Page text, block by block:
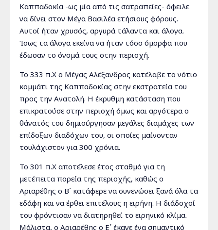
Καππαδοκία -ως μία από τις σατραπείες- όφειλε
να δίνει στον Μέγα Βασιλέα ετήσιους φόρους.
Αυτοί ήταν χρυσός, αργυρά τάλαντα και άλογα.
Ίσως τα άλογα εκείνα να ήταν τόσο όμορφα που
έδωσαν το όνομά τους στην περιοχή.
Το 333 π.Χ ο Μέγας Αλέξανδρος κατέλαβε το νότιο
κομμάτι της Καππαδοκίας στην εκστρατεία του
προς την Ανατολή. Η έκρυθμη κατάσταση που
επικρατούσε στην περιοχή όμως και αργότερα ο
θάνατός του δημιούργησαν μεγάλες διαμάχες των
επίδοξων διαδόχων του, οι οποίες μαίνονταν
τουλάχιστον για 300 χρόνια.
Το 301 π.Χ αποτέλεσε έτος σταθμό για τη
μετέπειτα πορεία της περιοχής, καθώς ο
Αριαρέθης ο Β΄ κατάφερε να συνενώσει ξανά όλα τα
εδάφη και να έρθει επιτέλους η ειρήνη. Η διάδοχοί
του φρόντισαν να διατηρηθεί το ειρηνικό κλίμα.
Μάλιστα, ο Αριαρέθης ο Ε΄ έκανε ένα σημαντικό